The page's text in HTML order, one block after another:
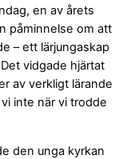
en av årets
påminnelse om att
– ett lärjungaskap
vidgade hjärtat
av verkligt lärande
inte när vi trodde
den unga kyrkan